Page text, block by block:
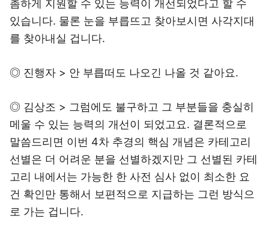
촘하게 지원할 수 있는 능력이 개선되었다고 할 수
있습니다. 물론 눈을 부릅뜨고 찾아보시면 사각지대
를 찾아내실 겁니다.
◎ 진행자 > 안 부릅떠도 나오긴 나올 것 같아요.
◎ 김상조 > 그럼에도 불구하고 그 부분들을 충실히
메울 수 있는 능력의 개선이 되었고요. 결론적으로
말씀드리면 이번 4차 추경의 핵심 개념은 카테고리
선별은 더 어려운 분을 선별하겠지만 그 선별된 카테
고리 내에서는 가능한 한 사전 심사 없이 최소한 요
건 확인만 통해서 보편적으로 지급하는 그런 방식으
로 가는 겁니다.